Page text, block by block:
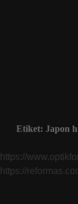
Etiket: Japon
https://
https://